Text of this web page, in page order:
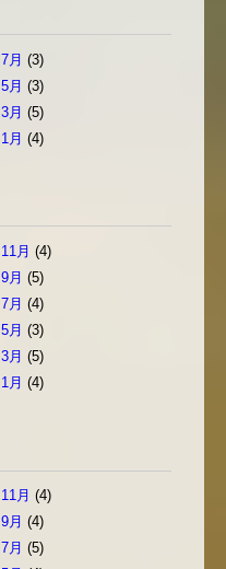
7月 (3)
5月 (3)
3月 (5)
1月 (4)
11月 (4)
9月 (5)
7月 (4)
5月 (3)
3月 (5)
1月 (4)
11月 (4)
9月 (4)
7月 (5)